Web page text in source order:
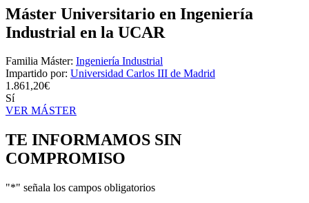
Máster Universitario en Ingeniería
Industrial en la UCAR
Familia Máster: Ingeniería Industrial
Impartido por: Universidad Carlos III de Madrid
1.861,20€
Sí
VER MÁSTER
TE INFORMAMOS SIN
COMPROMISO
"*" señala los campos obligatorios